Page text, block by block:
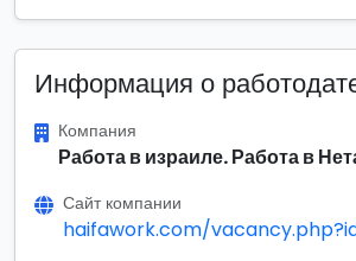
Информация о
Компания
Работа в израиле. Работа в
Сайт компании
haifawork.com/